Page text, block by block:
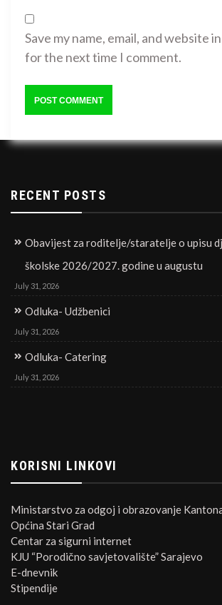
Save my name, email, and website
for the next time I comment.
RECENT POSTS
Obavijest za roditelje/staratelje o upisu
školske 2026/2027. godine u augustu
July 31, 2026
Odluka- Udžbenici
July 31, 2026
Odluka- Catering
July 31, 2026
KORISNI LINKOVI
Ministarstvo za odgoj i obrazovanje
Općina Stari Grad
Centar za sigurni internet
KJU “Porodično savjetovalište” Sarajevo
E-dnevnik
Stipendije